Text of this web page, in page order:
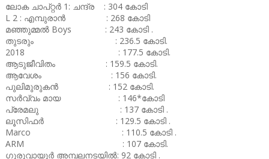
ലോക ചാപ്റ്റർ 1: ചന്ദ്ര : 304 കോടി
L 2 : എമ്പുരാൻ : 268 കോടി
മഞ്ഞുമ്മൽ Boys : 243 കോടി .
തുടരും : 236.5 കോടി.
2018 : 177.5 കോടി.
ആടുജീവിതം : 159.5 കോടി.
ആവേശം : 156 കോടി.
പുലിമുരുകൻ : 152 കോടി.
സർവ്വം മായ : 146*കോടി
പ്രേമലു : 137 കോടി .
ലൂസിഫർ : 129.5 കോടി .
Marco : 110.5 കോടി .
ARM : 107 കോടി.
ഗുരുവായൂർ അമ്പലനടയിൽ: 92 കോടി .